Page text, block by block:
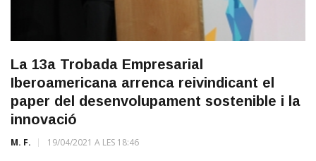
La 13a Trobada Empresarial
Iberoamericana arrenca reivindicant el
paper del desenvolupament sostenible i la
innovació
M. F. 19/04/2021 A LES 18:46